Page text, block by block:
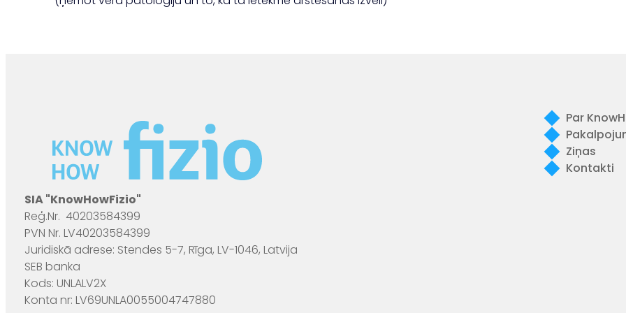
SIA "KnowHowFizio"
Reģ.Nr. 40203584399
PVN Nr. LV40203584399
Juridiskā adrese: Stendes 5-7, Rīga, LV-1046, Latvija
SEB banka
Kods: UNLALV2X
Konta nr: LV69UNLA0055004747880
Par
Ziņas
Kontakti